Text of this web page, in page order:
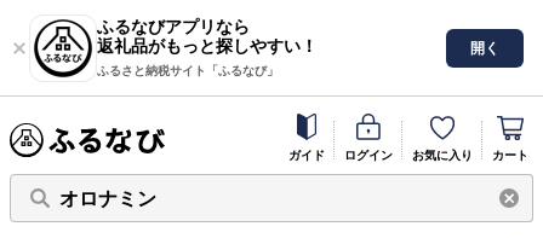
ふるなびアプリなら
返礼品がもっと探しやすい！
ふるさと納税サイト「ふるなび」
開く
ガイド ログイン お気に入り カート
オロナミン